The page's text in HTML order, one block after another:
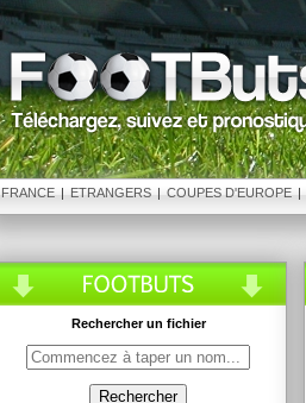
FRANCE | ETRANGERS | COUPES D'EUROPE |
Rechercher un fichier